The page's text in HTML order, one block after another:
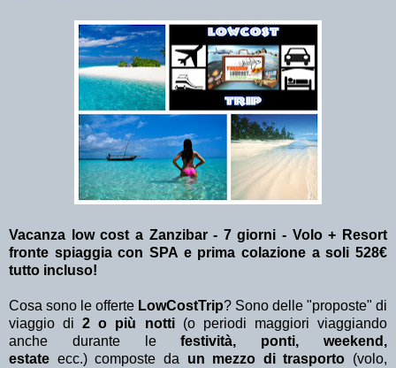
Vacanza low cost a Zanzibar - 7 giorni - Volo + Resort
fronte spiaggia con SPA e prima colazione a soli 528€
tutto incluso!
Cosa sono le offerte LowCostTrip? Sono delle "proposte" di
viaggio di2 o più notti (o periodi maggiori viaggiando
anche durante lefestività, ponti, weekend,
estate ecc.) composte da un mezzo di trasporto (volo,